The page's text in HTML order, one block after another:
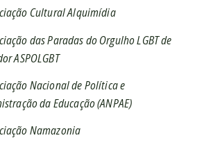
Cultural Alquimídia
das Paradas do Orgulho LGBT de
ASPOLGBT
Nacional de Política e
da Educação (ANPAE)
Namazonia